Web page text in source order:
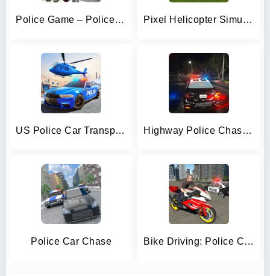
Police Game – Police Car Game Pixel Helicopter Simulator
US Police Car Transporter Game Highway Police Chase Simulator
Police Car Chase Bike Driving: Police Chase